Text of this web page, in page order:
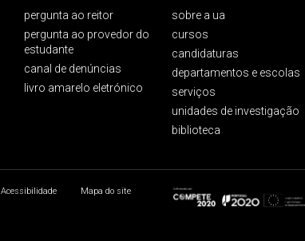
pergunta ao reitor
pergunta ao provedor do
estudante
canal de denúncias
livro amarelo eletrónico
sobre a ua
cursos
candidaturas
departamentos e escolas
serviços
unidades de investigação
biblioteca
Acessibilidade
Mapa do site